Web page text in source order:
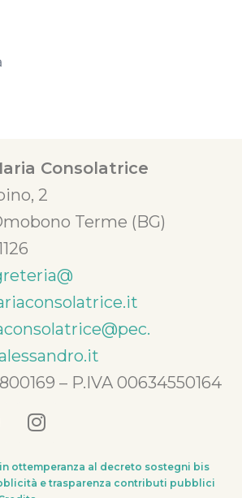
Consolatrice
2
Terme (BG)
– P.IVA 00634550164
ottemperanza al decreto sostegni bis
e trasparenza contributi pubblici